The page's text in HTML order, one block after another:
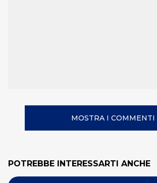
MOSTRA I COMMENTI
POTREBBE INTERESSARTI ANCHE